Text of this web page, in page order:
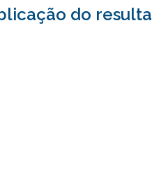
do